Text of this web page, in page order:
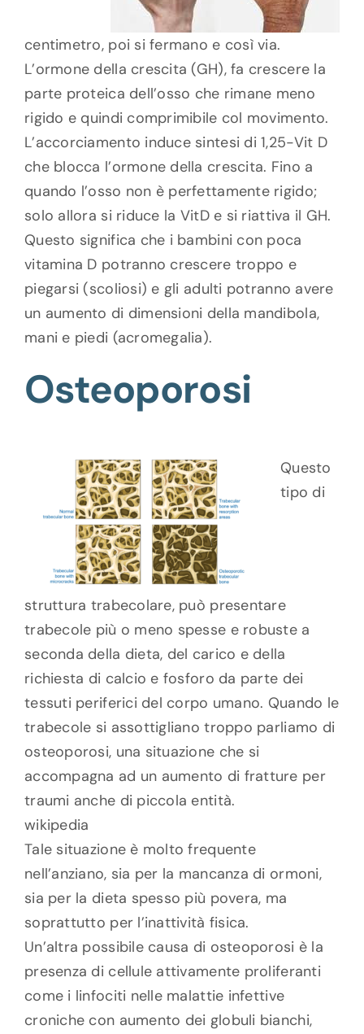
centimetro, poi si fermano e così via.
L’ormone della crescita (GH), fa crescere la
parte proteica dell’osso che rimane meno
rigido e quindi comprimibile col movimento.
L’accorciamento induce sintesi di 1,25-Vit D
che blocca l’ormone della crescita. Fino a
quando l’osso non è perfettamente rigido;
solo allora si riduce la VitD e si riattiva il GH.
Questo significa che i bambini con poca
vitamina D potranno crescere troppo e
piegarsi (scoliosi) e gli adulti potranno avere
un aumento di dimensioni della mandibola,
mani e piedi (acromegalia).
Osteoporosi
Questo
tipo di
struttura trabecolare, può presentare
trabecole più o meno spesse e robuste a
seconda della dieta, del carico e della
richiesta di calcio e fosforo da parte dei
tessuti periferici del corpo umano. Quando le
trabecole si assottigliano troppo parliamo di
osteoporosi, una situazione che si
accompagna ad un aumento di fratture per
traumi anche di piccola entità.
wikipedia
Tale situazione è molto frequente
nell’anziano, sia per la mancanza di ormoni,
sia per la dieta spesso più povera, ma
soprattutto per l’inattività fisica.
Un’altra possibile causa di osteoporosi è la
presenza di cellule attivamente proliferanti
come i linfociti nelle malattie infettive
croniche con aumento dei globuli bianchi,